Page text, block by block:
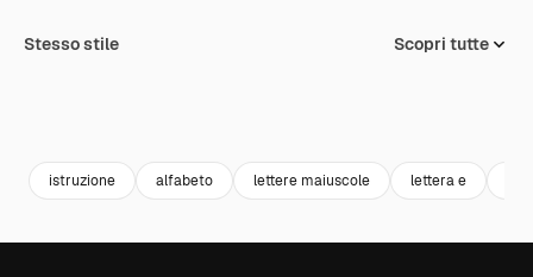
Stesso stile Scopri tutte
istruzione alfabeto lettere maiuscole lettera e